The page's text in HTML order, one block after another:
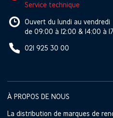
Service technique
Ouvert du lundi au vendredi
de 09:00 à 12:00 & 14:00 à
021 925 30 00
À PROPOS DE NOUS
La distribution de marques de